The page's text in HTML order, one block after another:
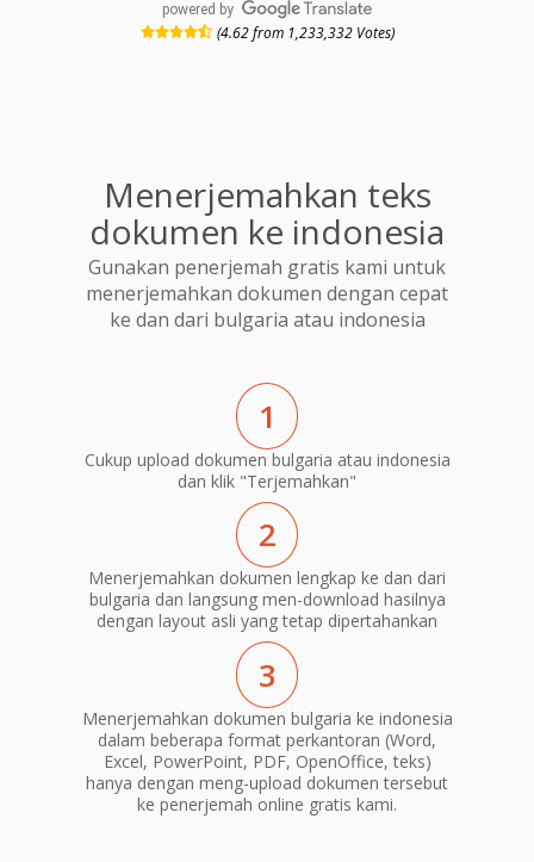
powered by
(4.62 from 1,233,332 Votes)
Menerjemahkan teks
dokumen ke indonesia
Gunakan penerjemah gratis kami untuk
menerjemahkan dokumen dengan cepat
ke dan dari bulgaria atau indonesia
1
Cukup upload dokumen bulgaria atau indonesia
dan klik "Terjemahkan"
2
Menerjemahkan dokumen lengkap ke dan dari
bulgaria dan langsung men-download hasilnya
dengan layout asli yang tetap dipertahankan
3
Menerjemahkan dokumen bulgaria ke indonesia
dalam beberapa format perkantoran (Word,
Excel, PowerPoint, PDF, OpenOffice, teks)
hanya dengan meng-upload dokumen tersebut
ke penerjemah online gratis kami.